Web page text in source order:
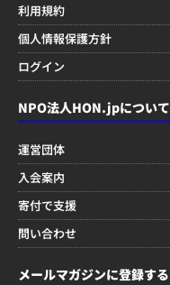
利用規約
個人情報保護方針
ログイン
NPO法人HON.jpについて
運営団体
入会案内
寄付で支援
問い合わせ
メールマガジンに登録する